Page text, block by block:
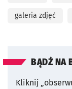
galeria zdjęć
BĄDŹ NA
Kliknij